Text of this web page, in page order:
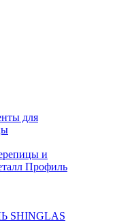
для
и
Профиль